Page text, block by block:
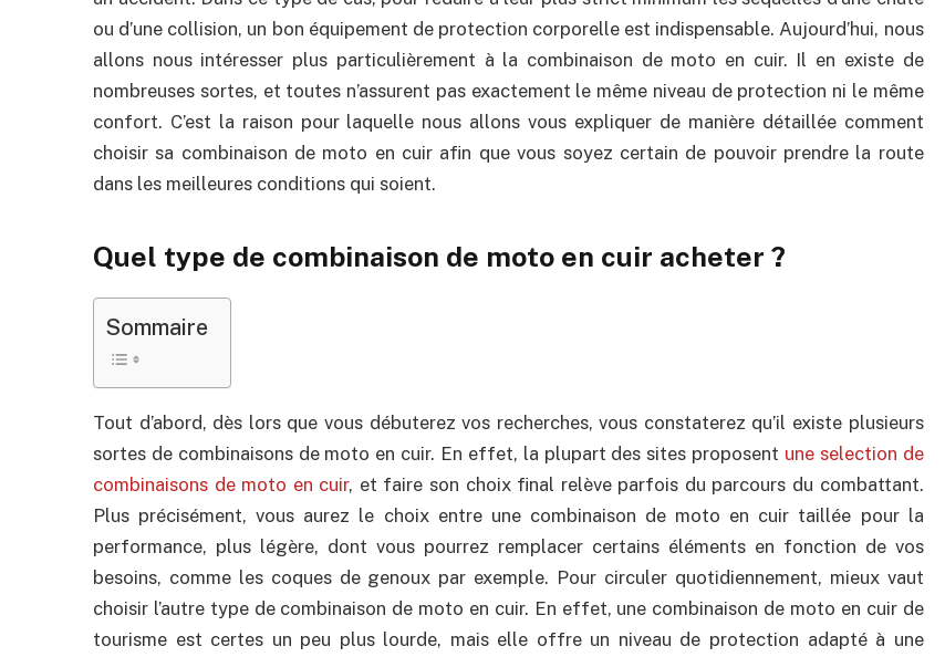
ou d’une collision, un bon équipement de protection corporelle est indispensable. Aujourd’hui, nous
allons nous intéresser plus particulièrement à la combinaison de moto en cuir. Il en existe de
nombreuses sortes, et toutes n’assurent pas exactement le même niveau de protection ni le même
confort. C’est la raison pour laquelle nous allons vous expliquer de manière détaillée comment
choisir sa combinaison de moto en cuir afin que vous soyez certain de pouvoir prendre la route
dans les meilleures conditions qui soient.
Quel type de combinaison de moto en cuir acheter ?
Sommaire
Tout d’abord, dès lors que vous débuterez vos recherches, vous constaterez qu’il existe plusieurs
sortes de combinaisons de moto en cuir. En effet, la plupart des sites proposent une selection de
combinaisons de moto en cuir, et faire son choix final relève parfois du parcours du combattant.
Plus précisément, vous aurez le choix entre une combinaison de moto en cuir taillée pour la
performance, plus légère, dont vous pourrez remplacer certains éléments en fonction de vos
besoins, comme les coques de genoux par exemple. Pour circuler quotidiennement, mieux vaut
choisir l’autre type de combinaison de moto en cuir. En effet, une combinaison de moto en cuir de
tourisme est certes un peu plus lourde, mais elle offre un niveau de protection adapté à une